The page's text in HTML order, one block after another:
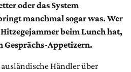
oder das System
manchmal sogar was. Wer
beim Lunch hat,
Gesprächs-Appetizern.
Händler über